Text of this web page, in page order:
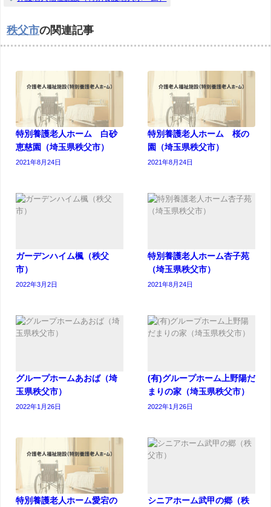
秩父市の関連記事
特別養護老人ホーム 白砂
恵慈園（埼玉県秩父市）
2021年8月24日
特別養護老人ホーム 桜の
園（埼玉県秩父市）
2021年8月24日
ガーデンハイム楓（秩父
市）
2022年3月2日
特別養護老人ホーム杏子苑
（埼玉県秩父市）
2021年8月24日
グループホームあおば（埼
玉県秩父市）
2022年1月26日
(有)グループホーム上野陽だ
まりの家（埼玉県秩父市）
2022年1月26日
特別養護老人ホーム愛宕の
シニアホーム武甲の郷（秩